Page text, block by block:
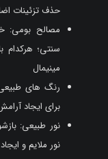
حذف تزئینات
مصالح بومی:
سنتی؛ هرکدام
مینیمال
رنگ های
برای ایجاد
نور طبیعی:
نور ملایم و